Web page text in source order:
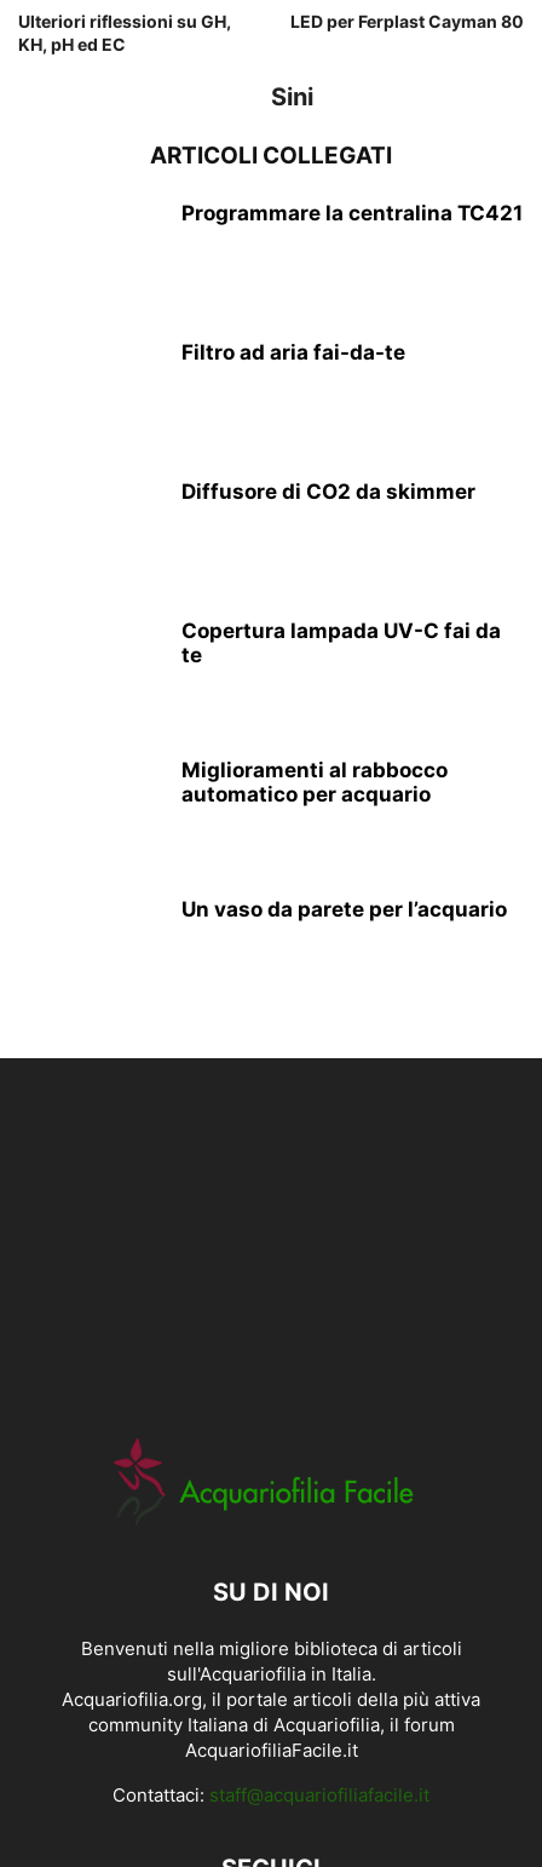
Ulteriori riflessioni su GH,
KH, pH ed EC
LED per Ferplast Cayman 80
Sini
ARTICOLI COLLEGATI
Programmare la centralina TC421
Filtro ad aria fai-da-te
Diffusore di CO2 da skimmer
Copertura lampada UV-C fai da
te
Miglioramenti al rabbocco
automatico per acquario
Un vaso da parete per l’acquario
SU DI NOI
Benvenuti nella migliore biblioteca di articoli
sull'Acquariofilia in Italia.
Acquariofilia.org, il portale articoli della più attiva
community Italiana di Acquariofilia, il forum
AcquariofiliaFacile.it
Contattaci: staff@acquariofiliafacile.it